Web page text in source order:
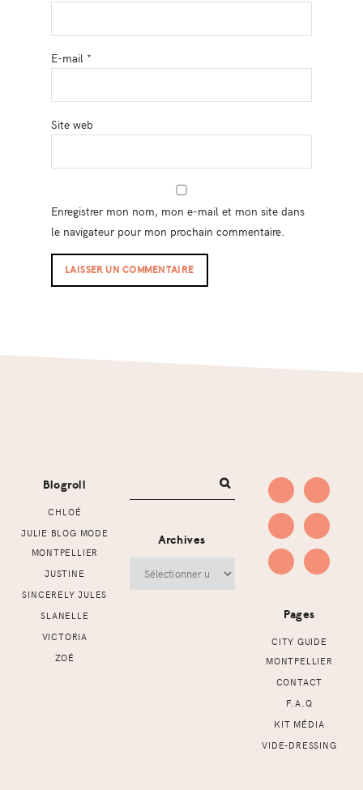
E-mail *
Site web
Enregistrer mon nom, mon e-mail et mon site dans
le navigateur pour mon prochain commentaire.
Blogroll
CHLOÉ
JULIE BLOG MODE
MONTPELLIER
JUSTINE
SINCERELY JULES
SLANELLE
VICTORIA
ZOÉ
Archives
Pages
CITY GUIDE
MONTPELLIER
CONTACT
F.A.Q
KIT MÉDIA
VIDE-DRESSING